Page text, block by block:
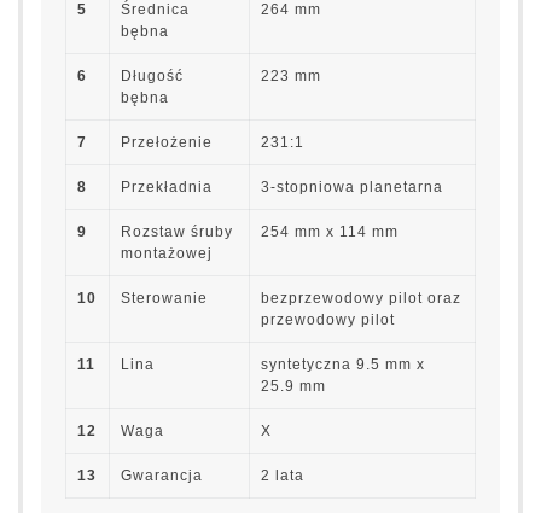
5
Średnica
bębna
264 mm
6
Długość
bębna
223 mm
7 Przełożenie 231:1
8 Przekładnia 3-stopniowa planetarna
9
Rozstaw śruby
montażowej
254 mm x 114 mm
10 Sterowanie
bezprzewodowy pilot oraz
przewodowy pilot
11 Lina
syntetyczna 9.5 mm x
25.9 mm
12 Waga X
13 Gwarancja 2 lata